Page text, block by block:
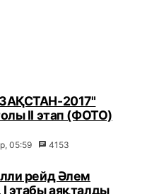
2017"
ІІ этап (ФОТО)
05:59 4153
рейд Әлем
этабы аяқталды